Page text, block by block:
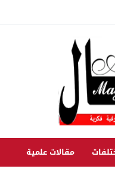
مقالات علمية